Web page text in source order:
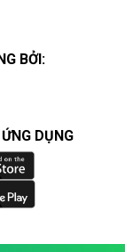
BỞI:
DỤNG